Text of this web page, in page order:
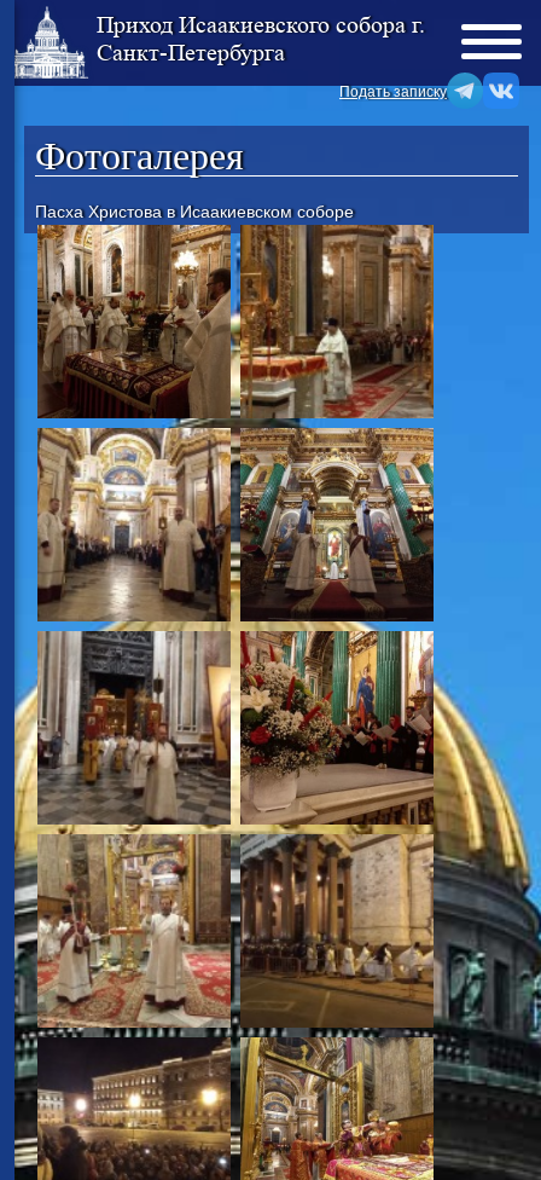
Приход Исаакиевского собора г.
Санкт-Петербурга
Подать записку
Фотогалерея
Пасха Христова в Исаакиевском соборе